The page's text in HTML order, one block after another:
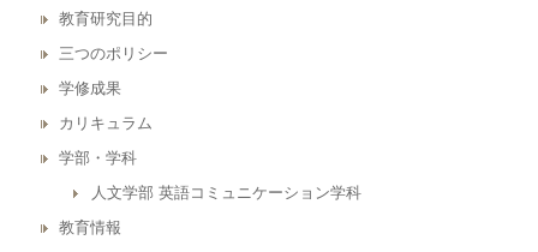
教育研究目的
三つのポリシー
学修成果
カリキュラム
学部・学科
人文学部 英語コミュニケーション学科
教育情報